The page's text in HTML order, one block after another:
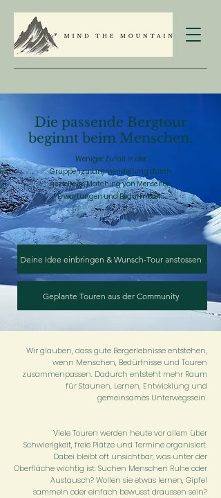
Die passende Bergtour
beginnt beim Menschen.
Weniger Zufall in der
Gruppenzusammenstellung durch
gezielteres Matching von Menschen,
Erwartungen und Bedürfnissen.
Deine Idee einbringen & Wunsch-Tour anstossen
Geplante Touren aus der Community
Wir glauben, dass gute Bergerlebnisse entstehen,
wenn Menschen, Bedürfnisse und Touren
zusammenpassen. Dadurch entsteht mehr Raum
für Staunen, Lernen, Entwicklung und
gemeinsames Unterwegssein.
Viele Touren werden heute vor allem über
Schwierigkeit, freie Plätze und Termine organisiert.
Dabei bleibt oft unsichtbar, was unter der
Oberfläche wichtig ist: Suchen Menschen Ruhe oder
Austausch? Wollen sie etwas lernen, Gipfel
sammeln oder einfach bewusst draussen sein?